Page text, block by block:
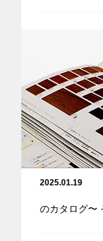
2025.01.19
のカタログ〜